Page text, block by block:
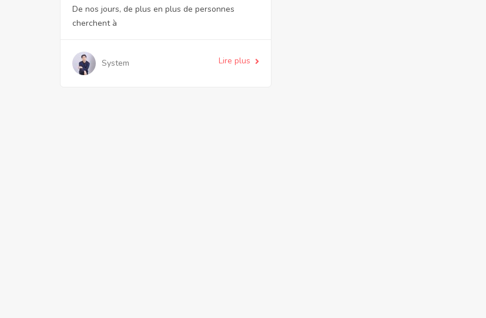
De nos jours, de plus en plus de personnes
cherchent à
System Lire plus